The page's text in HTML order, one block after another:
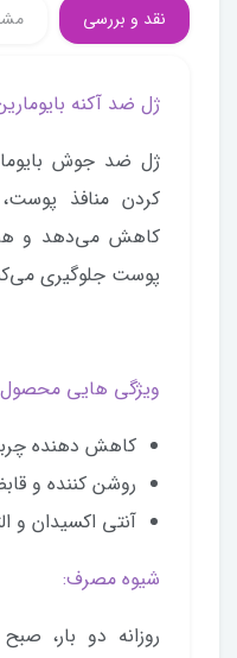
نقد و بررسی
ژل ضد آکنه بایومارین حجم 30
ژل ضد جوش
کردن منافذ
کاهش می‌دهد و
پوست جلوگیری
ویژگی هایی
کاهش دهنده
روشن کننده و
آنتی اکسیدان و
شیوه مصرف:
روزانه دو بار،